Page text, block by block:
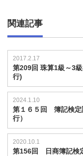
関連記事
2017.2.17
第209回 珠算1級～3
行)
2024.1.10
第１６５回 簿記検定
行）
2020.10.1
第156回 日商簿記検